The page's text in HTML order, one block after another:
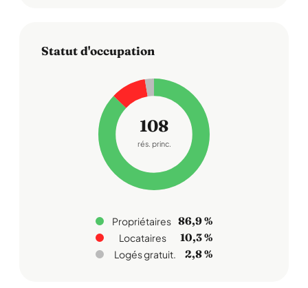
Statut d'occupation
108
rés. princ.
Propriétaires 86,9 %
Locataires 10,3 %
Logés gratuit. 2,8 %